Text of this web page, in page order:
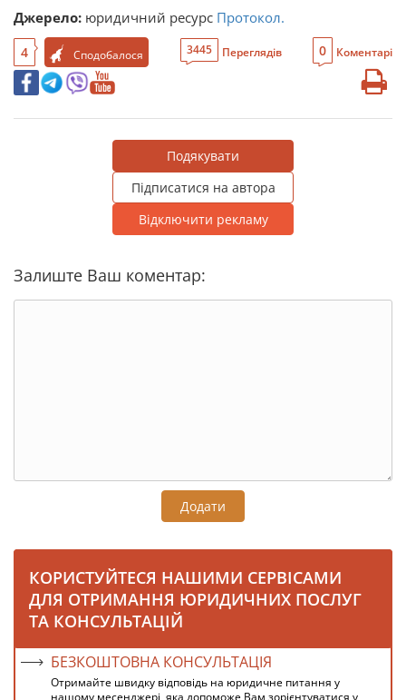
Джерело: юридичний ресурс Протокол.
4 Сподобалося 3445 Переглядів 0 Коментарі
Подякувати
Підписатися на автора
Відключити рекламу
Залиште Ваш коментар:
Додати
КОРИСТУЙТЕСЯ НАШИМИ СЕРВІСАМИ
ДЛЯ ОТРИМАННЯ ЮРИДИЧНИХ ПОСЛУГ
ТА КОНСУЛЬТАЦІЙ
БЕЗКОШТОВНА КОНСУЛЬТАЦІЯ
Отримайте швидку відповідь на юридичне питання у
нашому месенджері, яка допоможе Вам зорієнтуватися у